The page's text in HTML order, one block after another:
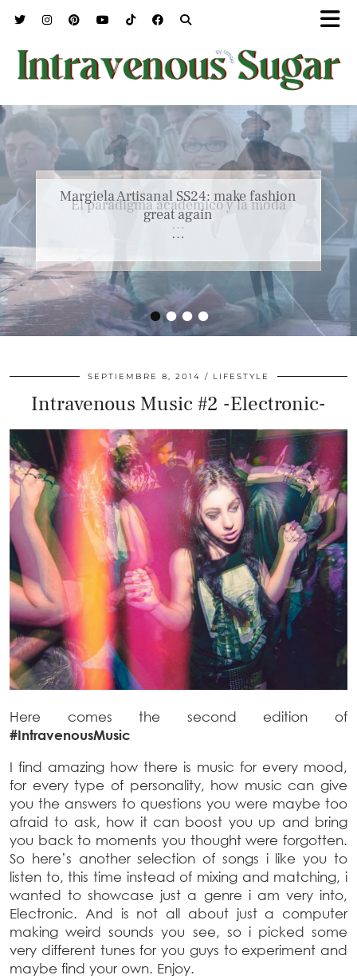
••••
Margiela Artisanal SS24: make fashion
great again
…
SEPTIEMBRE 8, 2014 LIFESTYLE
Intravenous Music #2 -Electronic-
Here comes the second edition of
#IntravenousMusic
I find amazing how there is music for every mood,
for every type of personality, how music can give
you the answers to questions you were maybe too
afraid to ask, how it can boost you up and bring
you back to moments you thought were forgotten.
So here’s another selection of songs i like you to
listen to, this time instead of mixing and matching, i
wanted to showcase just a genre i am very into,
Electronic. And is not all about just a computer
making weird sounds you see, so i picked some
very different tunes for you guys to experiment and
maybe find your own. Enjoy.